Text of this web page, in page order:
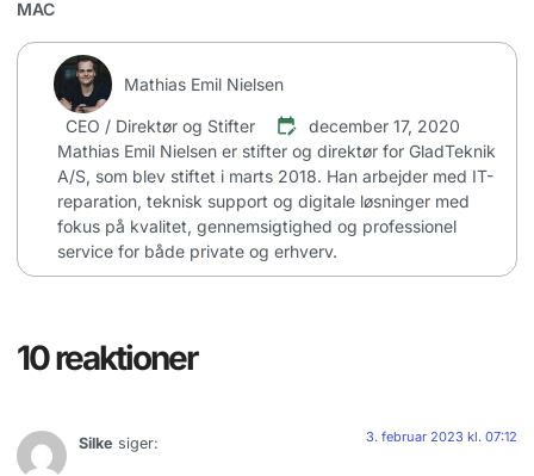
MAC
Mathias Emil Nielsen
CEO / Direktør og Stifter
december 17, 2020
Mathias Emil Nielsen er stifter og direktør for GladTeknik
A/S, som blev stiftet i marts 2018. Han arbejder med IT-
reparation, teknisk support og digitale løsninger med
fokus på kvalitet, gennemsigtighed og professionel
service for både private og erhverv.
10 reaktioner
Silke siger: 3. februar 2023 kl. 07:12